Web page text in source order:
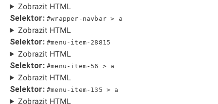
Zobrazit HTML
Selektor: #wrapper-navbar > a
Zobrazit HTML
Selektor: #menu-item-28815
Zobrazit HTML
Selektor: #menu-item-56 > a
Zobrazit HTML
Selektor: #menu-item-135 > a
Zobrazit HTML